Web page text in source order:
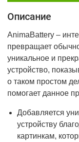
Описание
AnimaBattery –
превращает
уникальное и
устройство,
о таком простом
помогает данное
Добавляется
устройству
картинкам,